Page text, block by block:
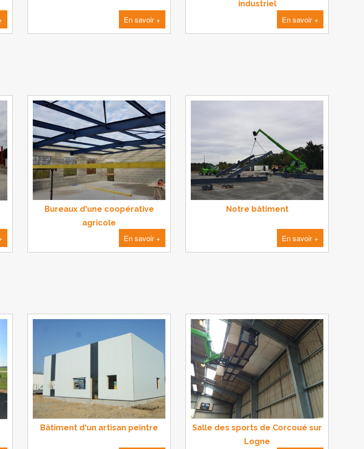
En savoir +
industriel
En savoir +
Bureaux d'une coopérative
agricole
En savoir +
Notre bâtiment
En savoir +
Bâtiment d'un artisan peintre
Salle des sports de Corcoué sur
Logne